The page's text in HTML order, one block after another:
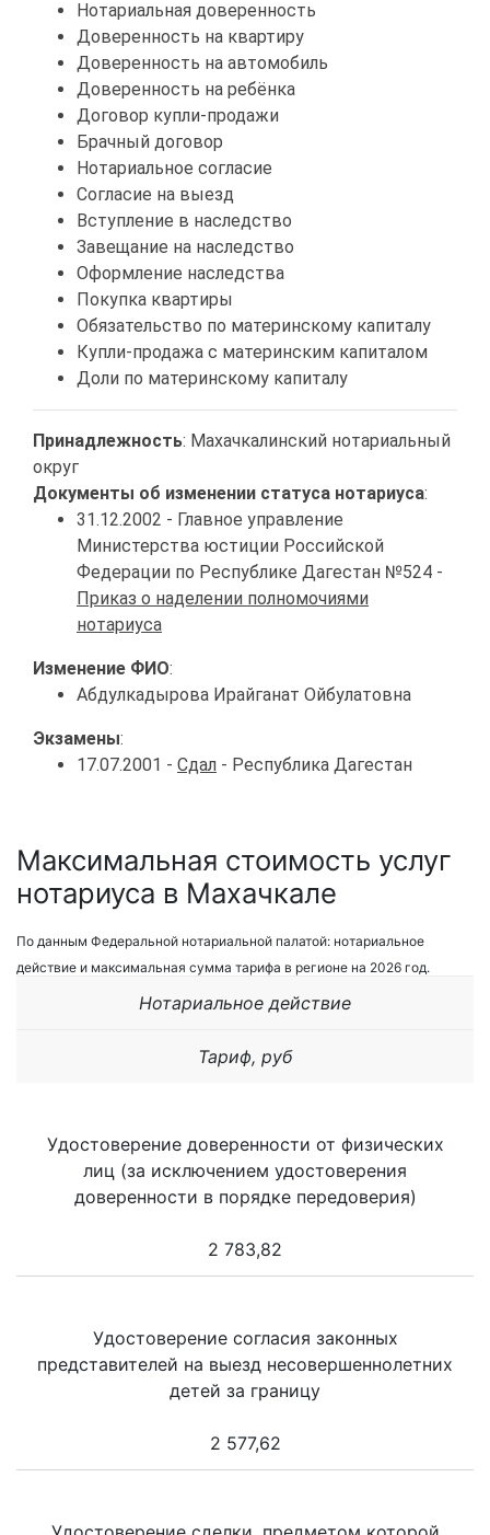
Нотариальная доверенность
Доверенность на квартиру
Доверенность на автомобиль
Доверенность на ребёнка
Договор купли-продажи
Брачный договор
Нотариальное согласие
Согласие на выезд
Вступление в наследство
Завещание на наследство
Оформление наследства
Покупка квартиры
Обязательство по материнскому капиталу
Купли-продажа с материнским капиталом
Доли по материнскому капиталу
Принадлежность: Махачкалинский нотариальный
округ
Документы об изменении статуса нотариуса:
31.12.2002 - Главное управление
Министерства юстиции Российской
Федерации по Республике Дагестан №524 -
Приказ о наделении полномочиями
нотариуса
Изменение ФИО:
Абдулкадырова Ирайганат Ойбулатовна
Экзамены:
17.07.2001 - Сдал - Республика Дагестан
Максимальная стоимость услуг
нотариуса в Махачкале
По данным Федеральной нотариальной палатой: нотариальное
действие и максимальная сумма тарифа в регионе на 2026 год.
Нотариальное действие
Тариф, руб
Удостоверение доверенности от физических
лиц (за исключением удостоверения
доверенности в порядке передоверия)
2 783,82
Удостоверение согласия законных
представителей на выезд несовершеннолетних
детей за границу
2 577,62